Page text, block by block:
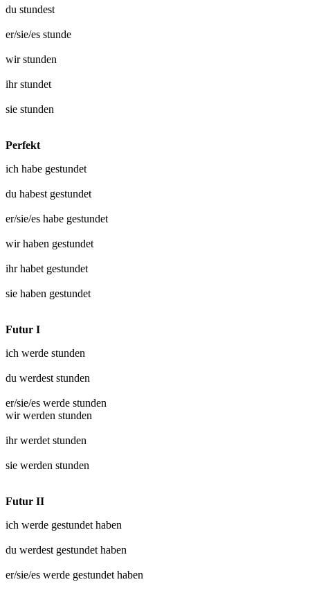
du stundest
er/sie/es stunde
wirstunden
ihrstundet
sie stunden
Perfekt
ich habe gestundet
du habest gestundet
er/sie/es habe gestundet
wir haben gestundet
ihr habet gestundet
sie haben gestundet
Futur I
ich werde stunden
du werdest stunden
er/sie/es werde stunden
wir werden stunden
ihr werdet stunden
sie werden stunden
Futur II
ich werde gestundet haben
du werdest gestundet haben
er/sie/es werde gestundet haben